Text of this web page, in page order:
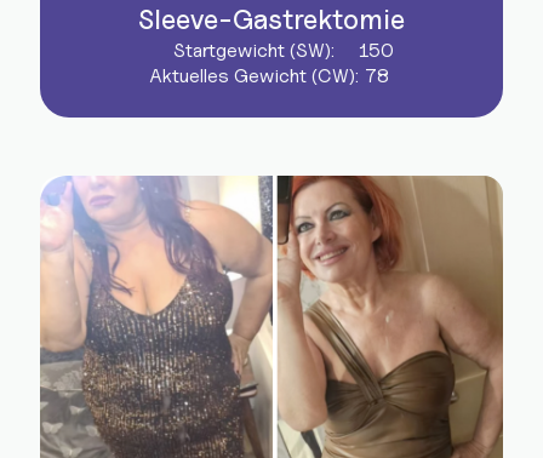
Sleeve-Gastrektomie
Startgewicht (SW):
Aktuelles Gewicht (CW):
150
78